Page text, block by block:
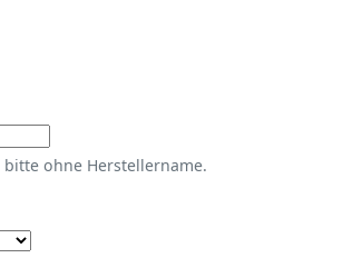
ohne Herstellername.